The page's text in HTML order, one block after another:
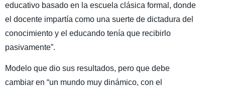
educativo basado en la escuela clásica formal, donde
el docente impartía como una suerte de dictadura del
conocimiento y el educando tenía que recibirlo
pasivamente”.
Modelo que dio sus resultados, pero que debe
cambiar en “un mundo muy dinámico, con el